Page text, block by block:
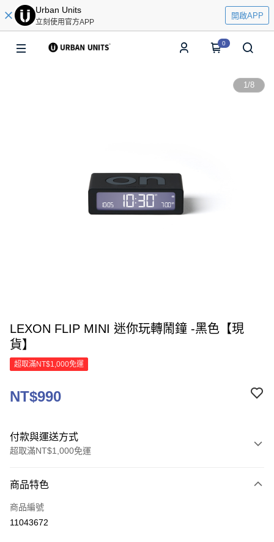
Urban Units
立刻使用官方APP
開啟APP
0
1/8
LEXON FLIP MINI 迷你玩轉鬧鐘 -黑色【現
貨】
超取滿NT$1,000免運
NT$990
付款與運送方式
超取滿NT$1,000免運
信用卡一次付款
信用卡分期付款
商品特色
商品編號
11043672